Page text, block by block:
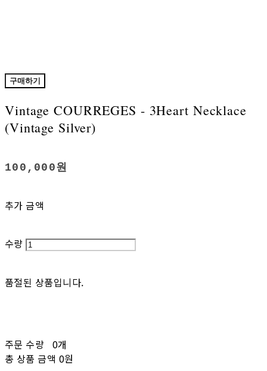
구매하기
Vintage COURREGES - 3Heart Necklace
(Vintage Silver)
100,000원
추가 금액
수량
품절된 상품입니다.
주문 수량 0개
총 상품 금액 0원